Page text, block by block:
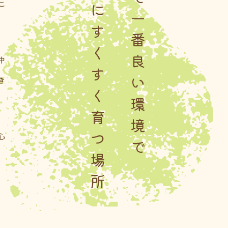
健康にすくすく育つ場所